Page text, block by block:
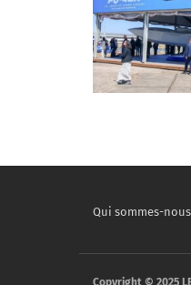
Qui sommes-